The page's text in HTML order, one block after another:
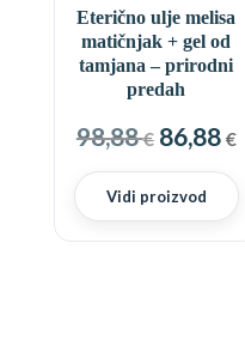
Eterično ulje melisa
matičnjak + gel od
tamjana – prirodni
predah
98,88€ Izvorna
cijena
bila
je:
86,88 €
Vidi proizvod